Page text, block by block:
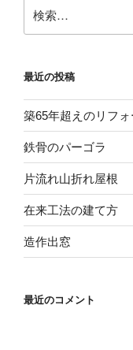
索:
最近の投稿
築65年超えのリフ
鉄骨のパーゴラ
片流れ山折れ屋根
在来工法の建て方
造作出窓
最近のコメント